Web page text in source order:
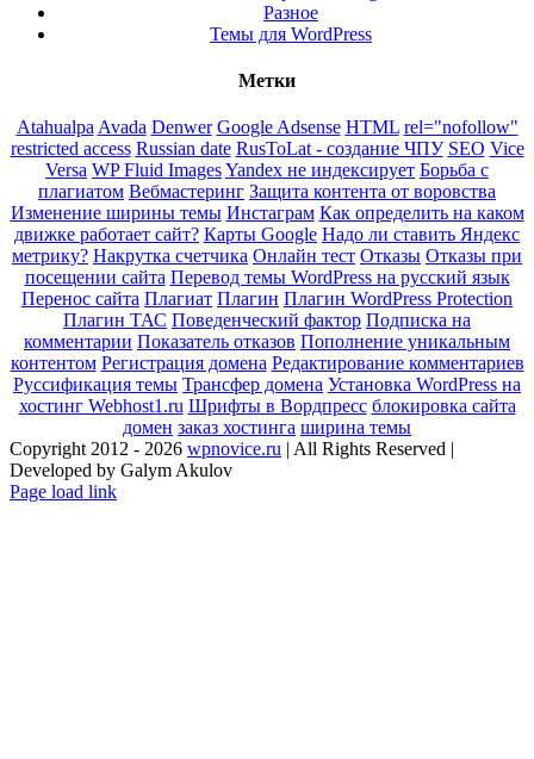
Разное
Темы для WordPress
Метки
Atahualpa Avada Denwer Google Adsense HTML rel="nofollow"
restricted access Russian date RusToLat - создание ЧПУ SEO Vice
Versa WP Fluid ImagesYandex не индексирует Борьба с
плагиатом Вебмастеринг Защита контента от воровства
Изменение ширины темы Инстаграм Как определить на каком
движке работает сайт? Карты Google Надо ли ставить Яндекс
метрику? Накрутка счетчика Онлайн тест Отказы Отказы при
посещении сайта Перевод темы WordPress на русский язык
Перенос сайта Плагиат Плагин Плагин WordPress Protection
Плагин ТАС Поведенческий фактор Подписка на
комментарии Показатель отказов Пополнение уникальным
контентом Регистрация домена Редактирование комментариев
Руссификация темы Трансфер домена Установка WordPress на
хостинг Webhost1.ru Шрифты в Вордпресс блокировка сайта
домен заказ хостинга ширина темы
Copyright 2012 - 2026 wpnovice.ru | All Rights Reserved |
Developed by Galym Akulov
Page load link